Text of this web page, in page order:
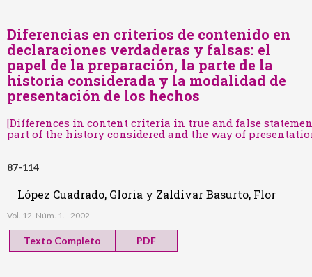
Diferencias en criterios de contenido en
declaraciones verdaderas y falsas: el
papel de la preparación, la parte de la
historia considerada y la modalidad de
presentación de los hechos
[Differences in content criteria in true and false
part of the history considered and the way of
87-114
López Cuadrado, Gloria y Zaldívar Basurto, Flor
Vol. 12. Núm. 1. - 2002
Texto Completo PDF